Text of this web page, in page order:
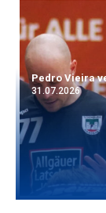
Pedro Vieira
31.07.2026